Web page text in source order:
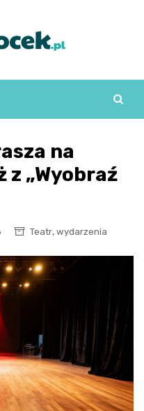
na
„Wyobraź
Teatr, wydarzenia